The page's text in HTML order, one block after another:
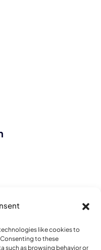
like cookies to
to these
such as browsing behavior or